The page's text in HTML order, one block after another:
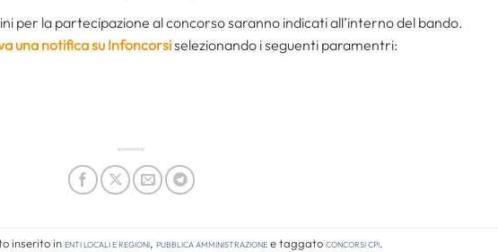
per la partecipazione al concorso saranno indicati all’interno del bando.
una notifica su Infoncorsiselezionando i seguenti paramentri:
inserito inEnti locali e regioni, Pubblica amministrazionee taggatoconcorsi cpi.